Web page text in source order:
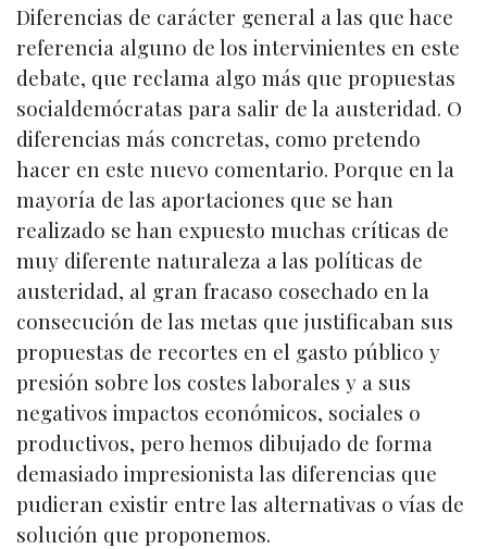
Diferencias de carácter general a las que hace
referencia alguno de los intervinientes en este
debate, que reclama algo más que propuestas
socialdemócratas para salir de la austeridad. O
diferencias más concretas, como pretendo
hacer en este nuevo comentario. Porque en la
mayoría de las aportaciones que se han
realizado se han expuesto muchas críticas de
muy diferente naturaleza a las políticas de
austeridad, al gran fracaso cosechado en la
consecución de las metas que justificaban sus
propuestas de recortes en el gasto público y
presión sobre los costes laborales y a sus
negativos impactos económicos, sociales o
productivos, pero hemos dibujado de forma
demasiado impresionista las diferencias que
pudieran existir entre las alternativas o vías de
solución que proponemos.